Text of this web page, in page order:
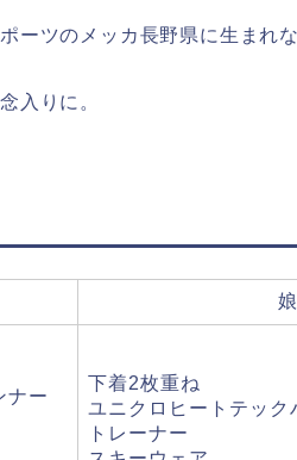
ーツのメッカ長野県に生まれ
入りに。
ナー
下着2枚重ね
ユニクロヒートテック
トレーナー